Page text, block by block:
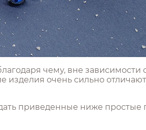
чему, вне
изделия очень сильно
приведенные ниже простые